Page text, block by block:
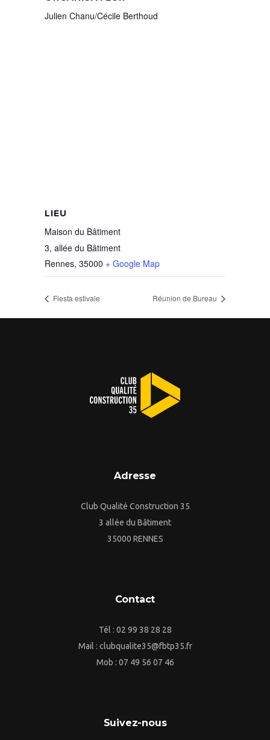
Julien Chanu/Cécile Berthoud
LIEU
Maison du Bâtiment
3, allée du Bâtiment
Rennes, 35000 + Google Map
Fiesta estivale Réunion de Bureau
Adresse
Club Qualité Construction 35
3 allée du Bâtiment
35000 RENNES
Contact
Tél : 02 99 38 28 28
Mail : clubqualite35@fbtp35.fr
Mob : 07 49 56 07 46
Suivez-nous